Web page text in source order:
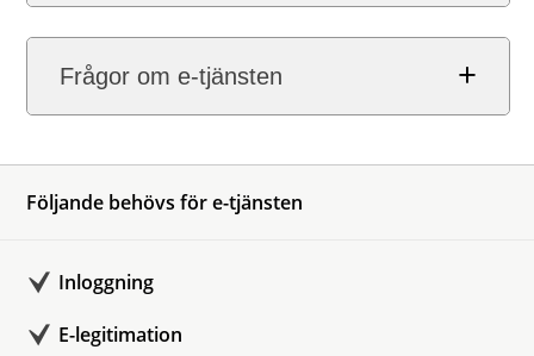
Frågor om e-tjänsten
Följande behövs för e-tjänsten
Inloggning
E-legitimation